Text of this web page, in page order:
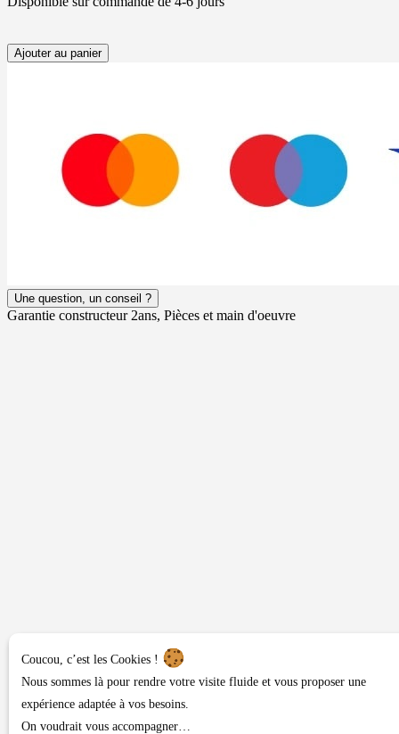
Ajouter au panier
Une question, un conseil ?
Garantie constructeur 2ans, Pièces et main d'oeuvre
Coucou, c’est les Cookies !
Nous sommes là pour rendre votre visite fluide et vous proposer une
expérience adaptée à vos besoins.
On voudrait vous accompagner…